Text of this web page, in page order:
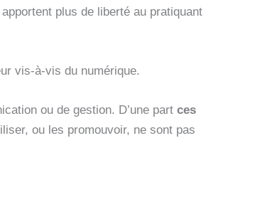
plus de liberté au pratiquant
vis-à-vis du numérique.
ou de gestion. D’une part ces
ou les promouvoir, ne sont pas